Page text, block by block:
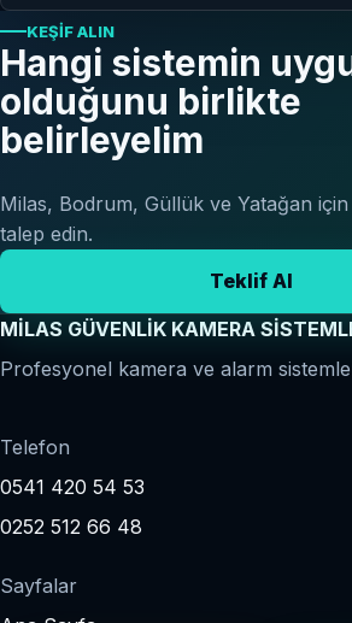
KEŞIF ALIN
Hangi sistemin
olduğunu birlikte
belirleyelim
Milas, Bodrum, Güllük ve Yatağan
talep edin.
Teklif Al
MİLAS GÜVENLİK KAMERA
Profesyonel kamera ve alarm
Telefon
0541 420 54 53
0252 512 66 48
Sayfalar